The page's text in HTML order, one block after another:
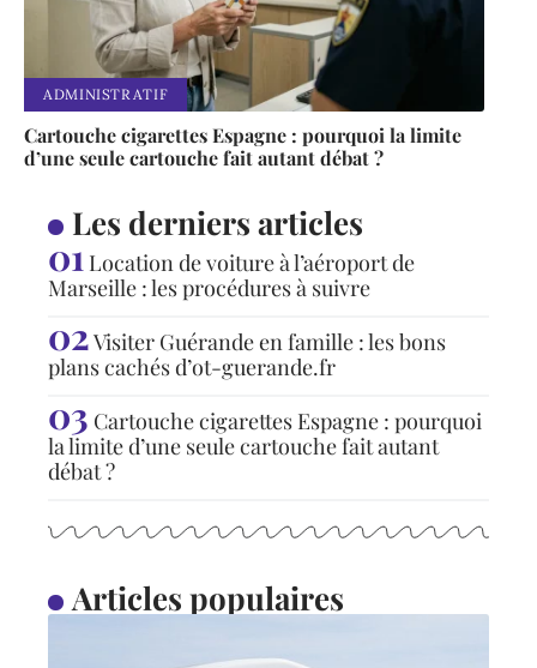
ADMINISTRATIF
Cartouche cigarettes Espagne : pourquoi la limite
d’une seule cartouche fait autant débat ?
Les derniers articles
Location de voiture à l’aéroport de
Marseille : les procédures à suivre
Visiter Guérande en famille : les bons
plans cachés d’ot-guerande.fr
Cartouche cigarettes Espagne : pourquoi
la limite d’une seule cartouche fait autant
débat ?
Articles populaires